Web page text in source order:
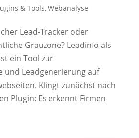
& Tools, Webanalyse
Lead-Tracker oder
Grauzone? Leadinfo als
ein Tool zur
und Leadgenerierung auf
Klingt zunächst nach
Plugin: Es erkennt Firmen